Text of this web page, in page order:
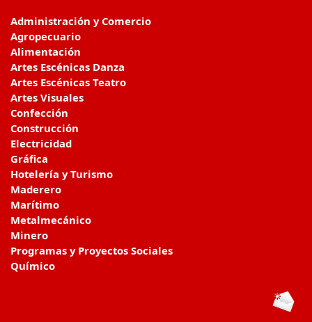
Administración y Comercio
Agropecuario
Alimentación
Artes Escénicas Danza
Artes Escénicas Teatro
Artes Visuales
Confección
Construcción
Electricidad
Gráfica
Hotelería y Turismo
Maderero
Marítimo
Metalmecánico
Minero
Programas y Proyectos Sociales
Químico